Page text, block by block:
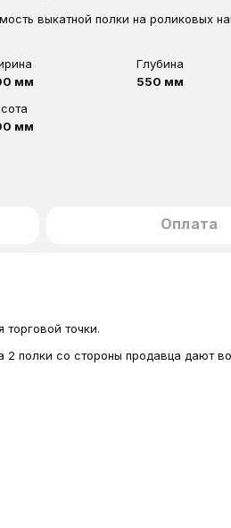
выкатной полки на роликовых
мм
Глубина
550 мм
мм
Оплата
точки.
полки со стороны продавца дают